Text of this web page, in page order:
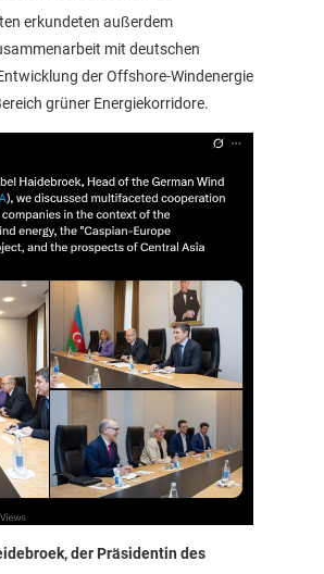
erkundeten außerdem
mit deutschen
der Offshore-Windenergie
grüner Energiekorridore.
der Präsidentin des